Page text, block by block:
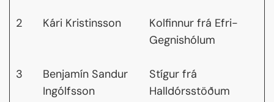
2 Kári Kristinsson
Kolfinnur frá Efri-
Gegnishólum
3
Benjamín Sandur
Ingólfsson
Stígur frá
Halldórsstöðum